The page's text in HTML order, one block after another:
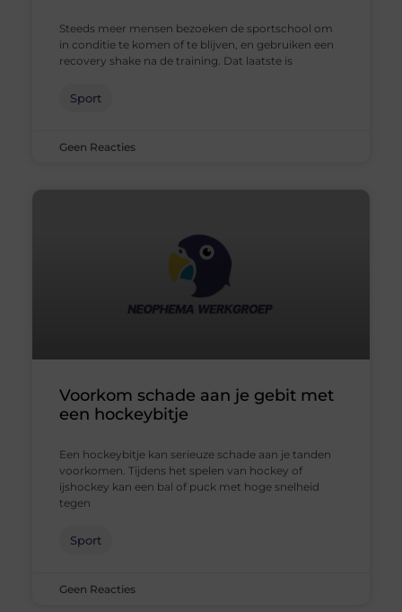
Steeds meer mensen bezoeken de sportschool om
in conditie te komen of te blijven, en gebruiken een
recovery shake na de training. Dat laatste is
Sport
Geen Reacties
Voorkom schade aan je gebit met
een hockeybitje
Een hockeybitje kan serieuze schade aan je tanden
voorkomen. Tijdens het spelen van hockey of
ijshockey kan een bal of puck met hoge snelheid
tegen
Sport
Geen Reacties